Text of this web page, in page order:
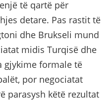
të qartë për
detare. Pas rastit të
dhe Brukseli mund
midis Turqisë dhe
gjykime formale të
por negociatat
parasysh këtë rezultat